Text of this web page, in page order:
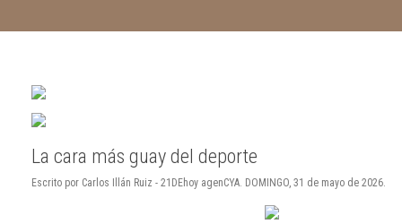
La cara más guay del deporte
Escrito por Carlos Illán Ruiz - 21DEhoy agenCYA. DOMINGO, 31 de mayo de 2026.